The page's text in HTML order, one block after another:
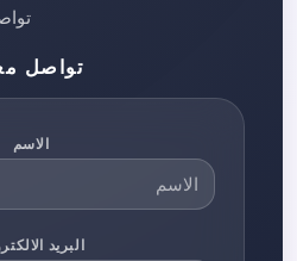
تواصل
الاسم
البريد